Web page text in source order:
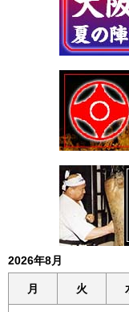
2026年8月
月 火